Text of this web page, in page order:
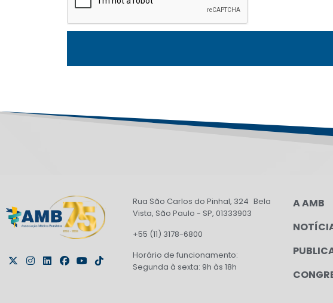
Rua São Carlos do Pinhal, 324 Bela
Vista, São Paulo - SP, 01333903
+55 (11) 3178-6800
Horário de funcionamento:
Segunda à sexta: 9h às 18h
A AMB